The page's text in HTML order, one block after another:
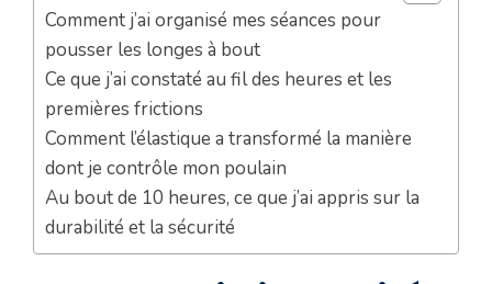
Comment j’ai organisé mes séances pour
pousser les longes à bout
Ce que j’ai constaté au fil des heures et les
premières frictions
Comment l’élastique a transformé la manière
dont je contrôle mon poulain
Au bout de 10 heures, ce que j’ai appris sur la
durabilité et la sécurité